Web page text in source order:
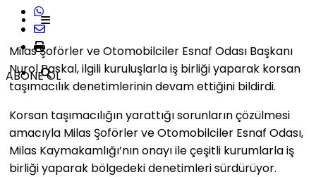
ABONE OL
Milas Şoförler ve Otomobilciler Esnaf Odası Başkanı
Nurol Paskal, ilgili kuruluşlarla iş birliği yaparak korsan
taşımacılık denetimlerinin devam ettiğini bildirdi.
Korsan taşımacılığın yarattığı sorunların çözülmesi
amacıyla Milas Şoförler ve Otomobilciler Esnaf Odası,
Milas Kaymakamlığı’nın onayı ile çeşitli kurumlarla iş
birliği yaparak bölgedeki denetimleri sürdürüyor.